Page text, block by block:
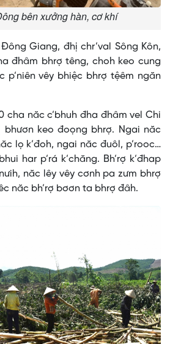
bên xưởng hàn, cơ khí
Giang, đhị chr’val Sông Kôn,
đhâm bhrợ têng, choh keo cung
p’niên vêy bhiệc bhrợ tệêm ngăn
cha năc c’bhuh đha đhâm vel Chi
bhươn keo đoọng bhrợ. Ngai năc
lọ k’đoh, ngai năc đuôl, p’rooc…
har p’rá k’chăng. Bh’rợ k’đhap
năc lêy vêy cơnh pa zưm bhrợ
năc bh’rợ bơơn ta bhrợ đâh.